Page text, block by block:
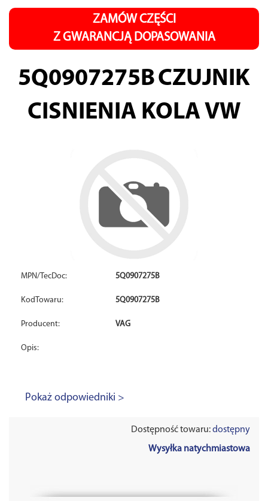
ZAMÓW CZĘŚCI
Z GWARANCJĄ DOPASOWANIA
5Q0907275BCZUJNIK
CISNIENIA KOLA VW
MPN/TecDoc: 5Q0907275B
KodTowaru: 5Q0907275B
Producent: VAG
Opis:
Pokaż odpowiedniki >
Dostępność towaru:dostępny
Wysyłka natychmiastowa